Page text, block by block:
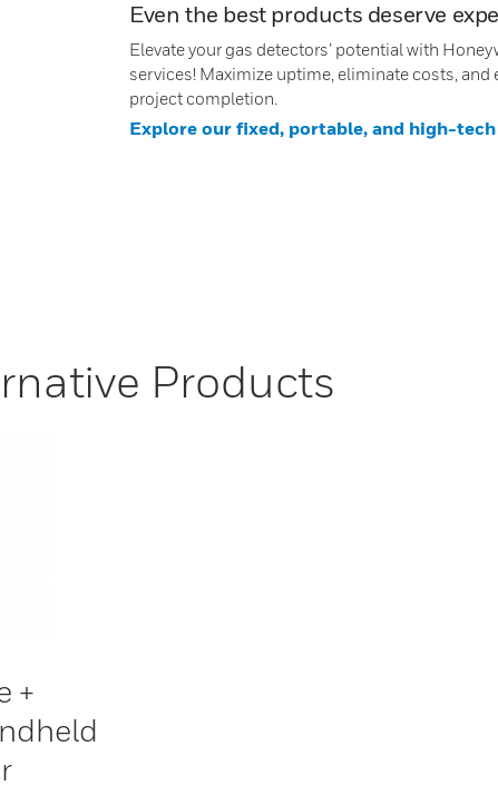
Even the best products deserve
Elevate your gas detectors’ potential with
services! Maximize uptime, eliminate costs,
project completion.
Explore our fixed, portable, and high-
Products
+